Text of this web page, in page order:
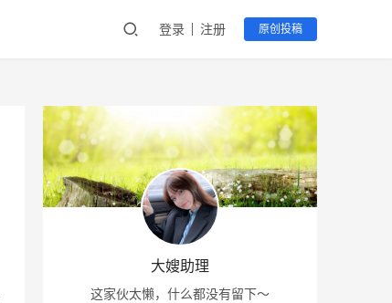
登录 注册 原创投稿
大嫂助理
这家伙太懒，什么都没有留下～